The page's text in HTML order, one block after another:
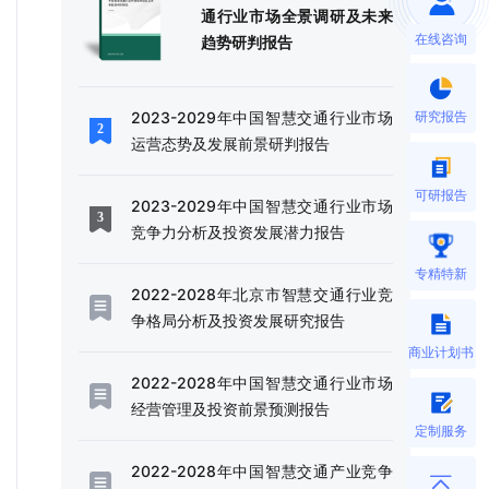
通行业市场全景调研及未来
趋势研判报告
2023-2029年中国智慧交通行业市场
运营态势及发展前景研判报告
2023-2029年中国智慧交通行业市场
竞争力分析及投资发展潜力报告
2022-2028年北京市智慧交通行业竞
争格局分析及投资发展研究报告
2022-2028年中国智慧交通行业市场
经营管理及投资前景预测报告
2022-2028年中国智慧交通产业竞争
在线咨询
研究报告
可研报告
专精特新
商业计划书
定制服务